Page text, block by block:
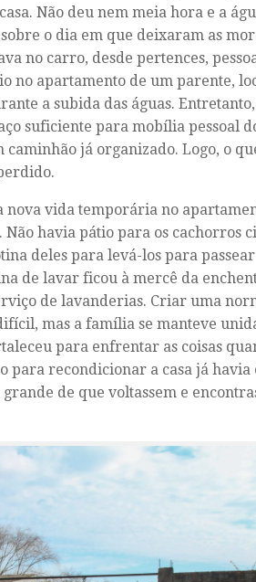
Não deu nem meia hora e a
o dia em que deixaram as
no carro, desde pertences,
no apartamento de um parente,
a subida das águas.
suficiente para mobília pessoal
caminhão já organizado. Logo, o
nova vida temporária no
Não havia pátio para os cachorros
deles para levá-los para passear
de lavar ficou à mercê da
de lavanderias. Criar uma
mas a família se manteve
para enfrentar as coisas
para recondicionar a casa já havia
de que voltassem e